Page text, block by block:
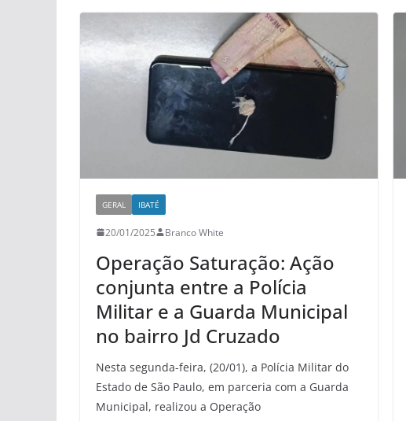
GERAL IBATÉ
20/01/2025 Branco White
Operação Saturação: Ação
conjunta entre a Polícia
Militar e a Guarda Municipal
no bairro Jd Cruzado
Nesta segunda-feira, (20/01), a Polícia Militar do
Estado de São Paulo, em parceria com a Guarda
Municipal, realizou a Operação